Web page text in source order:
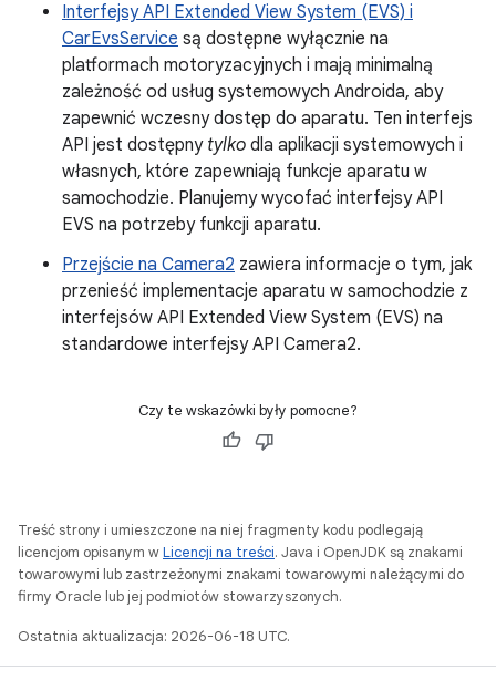
Interfejsy API Extended View System (EVS) i
CarEvsService są dostępne wyłącznie na
platformach motoryzacyjnych i mają minimalną
zależność od usług systemowych Androida, aby
zapewnić wczesny dostęp do aparatu. Ten interfejs
API jest dostępny tylko dla aplikacji systemowych i
własnych, które zapewniają funkcje aparatu w
samochodzie. Planujemy wycofać interfejsy API
EVS na potrzeby funkcji aparatu.
Przejście na Camera2 zawiera informacje o tym, jak
przenieść implementacje aparatu w samochodzie z
interfejsów API Extended View System (EVS) na
standardowe interfejsy API Camera2.
Czy te wskazówki były pomocne?
Treść strony i umieszczone na niej fragmenty kodu podlegają
licencjom opisanym wLicencji na treści. Java i OpenJDK są znakami
towarowymi lub zastrzeżonymi znakami towarowymi należącymi do
firmy Oracle lub jej podmiotów stowarzyszonych.
Ostatnia aktualizacja: 2026-06-18 UTC.